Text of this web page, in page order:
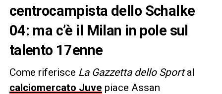
centrocampista dello Schalke
04: ma c’è il Milan in pole sul
talento 17enne
Come riferisce La Gazzetta dello Sportal
calciomercato Juve piace Assan